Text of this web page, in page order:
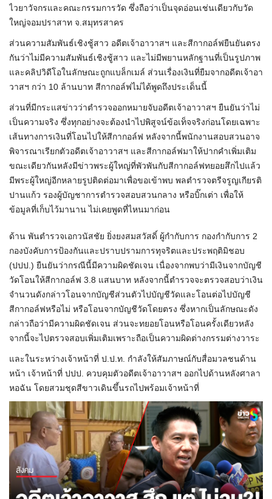
ไวยาวัจกรและคณะกรรมการวัด ซึ่งถือว่าเป็นจุดอ่อนเช่นเดียวกับวัด
ใหญ่จอมปราสาท จ.สมุทรสาคร
ส่วนความสัมพันธ์เชิงชู้สาว อดีตเจ้าอาวาสฯ และสีกากอล์ฟยืนยันตรง
กันว่าไม่มีความสัมพันธ์เชิงชู้สาว และไม่มีพยานหลักฐานที่เป็นรูปภาพ
และคลิปวิดีโอในลักษณะถูกแบล็กเมล์ ส่วนเรื่องเงินที่ยืมจากอดีตเจ้าอา
วาสฯ กว่า 10 ล้านบาท สีกากอล์ฟไม่ได้พูดถึงประเด็นนี้
ส่วนที่มีกระแสข่าวว่าตำรวจออกหมายจับอดีตเจ้าอาวาสฯ ยืนยันว่าไม่
เป็นความจริง ซึ่งทุกอย่างจะต้องนำไปพิสูจน์ข้อเท็จจริงก่อนโดยเฉพาะ
เส้นทางการเงินที่โอนไปให้สีกากอล์ฟ หลังจากนี้พนักงานสอบสวนอาจ
พิจารณาเรียกตัวอดีตเจ้าอาวาสฯ และสีกากอล์ฟมาให้ปากคำเพิ่มเติม
ขณะเดียวกันหลังมีข่าวพระผู้ใหญ่ที่พัวพันกับสีกากอล์ฟทยอยสึกไปแล้ว
มีพระผู้ใหญ่อีกหลายรูปติดต่อมาเพื่อขอเข้าพบ พลตำรวจตรีจรูญเกียรติ
ปานแก้ว รองผู้บัญชาการตำรวจสอบสวนกลาง หรือบิ๊กเต่า เพื่อให้
ข้อมูลที่เก็บไว้มานาน ไม่เคยพูดที่ไหนมาก่อน
ด้าน พันตำรวจเอกวนัสชัย ยิ่งยงสมสวัสดิ์ ผู้กำกับการ กองกำกับการ 2
กองบังคับการป้องกันและปราบปรามการทุจริตและประพฤติมิชอบ
(ปปป.) ยืนยันว่ากรณีนี้มีความผิดชัดเจน เนื่องจากพบว่ามีเงินจากบัญชี
วัดโอนให้สีกากอล์ฟ 3.8 แสนบาท หลังจากนี้ตำรวจจะตรวจสอบว่าเงิน
จำนวนดังกล่าวโอนจากบัญชีส่วนตัวไปบัญชีวัดและโอนต่อไปบัญชี
สีกากอล์ฟหรือไม่ หรือโอนจากบัญชีวัดโดยตรง ซึ่งหากเป็นลักษณะดัง
กล่าวถือว่ามีความผิดชัดเจน ส่วนจะทยอยโอนหรือโอนครั้งเดียวหลัง
จากนี้จะไปตรวจสอบเพิ่มเติมเพราะถือเป็นความผิดต่างกรรมต่างวาระ
และในระหว่างเจ้าหน้าที่ ป.ป.ท. กำลังให้สัมภาษณ์กับสื่อมวลชนด้าน
หน้า เจ้าหน้าที่ ปปป. ควบคุมตัวอดีตเจ้าอาวาสฯ ออกไปด้านหลังศาลา
หอฉัน โดยสวมชุดสีขาวเดินขึ้นรถไปพร้อมเจ้าหน้าที่